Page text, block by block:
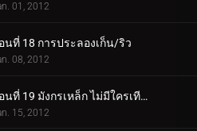
01, 2012
นที่ 18 การประลองเก็น/ริว
08, 2012
ตอนที่ 19 มังกรเหล็ก ไม่มีใครเทียบได้
15, 2012